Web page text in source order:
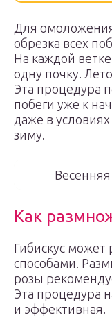
Для омоложения
обрезка всех
На каждой
одну почку.
Эта процедура
побеги уже к
даже в
зиму.
Как
Гибискус
способами.
розы
Эта процедура
и эффективная.